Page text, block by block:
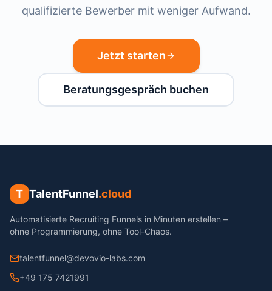
qualifizierte Bewerber mit weniger Aufwand.
Jetzt starten
Beratungsgespräch buchen
T TalentFunnel.cloud
Automatisierte Recruiting Funnels in Minuten erstellen –
ohne Programmierung, ohne Tool-Chaos.
talentfunnel@devovio-labs.com
+49 175 7421991